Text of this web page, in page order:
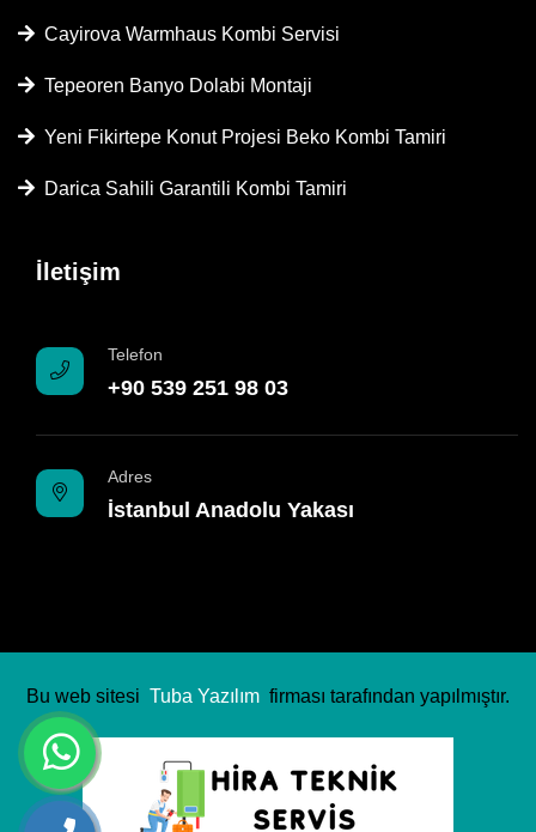
Cayirova Warmhaus Kombi Servisi
Tepeoren Banyo Dolabi Montaji
Yeni Fikirtepe Konut Projesi Beko Kombi Tamiri
Darica Sahili Garantili Kombi Tamiri
İletişim
Telefon
+90 539 251 98 03
Adres
İstanbul Anadolu Yakası
Bu web sitesi Tuba Yazılım firması tarafından yapılmıştır.